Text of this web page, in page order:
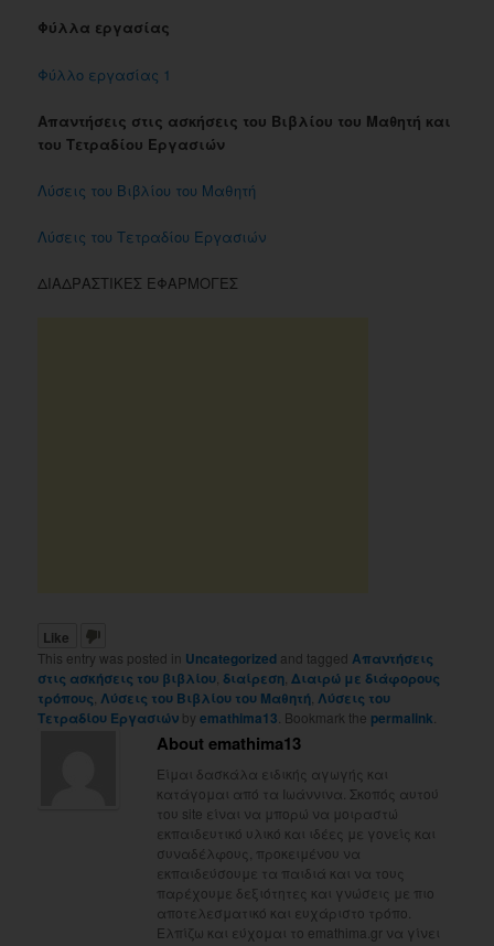
Φύλλα εργασίας
Φύλλο εργασίας 1
Απαντήσεις στις ασκήσεις του Βιβλίου του Μαθητή και
του Τετραδίου Εργασιών
Λύσεις του Βιβλίου του Μαθητή
Λύσεις του Τετραδίου Εργασιών
ΔΙΑΔΡΑΣΤΙΚΕΣ ΕΦΑΡΜΟΓΕΣ
Like
This entry was posted in Uncategorized and tagged Απαντήσεις
στις ασκήσεις του βιβλίου ,διαίρεση ,Διαιρώ με διάφορους
τρόπους Λύσεις του Βιβλίου του Μαθητή Λύσεις του
Τετραδίου Εργασιών byemathima13 . Bookmark the permalink
About emathima13
Είμαι δασκάλα ειδικής αγωγής και
κατάγομαι από τα Ιωάννινα. Σκοπός αυτού
του site είναι να μπορώ να μοιραστώ
εκπαιδευτικό υλικό και ιδέες με γονείς και
συναδέλφους, προκειμένου να
εκπαιδεύσουμε τα παιδιά και να τους
παρέχουμε δεξιότητες και γνώσεις με πιο
αποτελεσματικό και ευχάριστο τρόπο.
Ελπίζω και εύχομαι το emathima.gr να γίνει